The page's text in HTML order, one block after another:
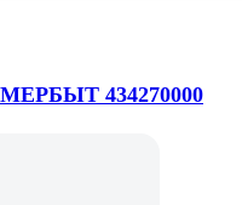
434270000